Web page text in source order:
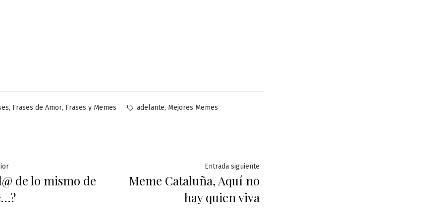
, Frases de Amor, Frases y Memes Etiquetas:
adelante, Mejores Memes
Entrada
anterior:
de lo mismo de
Entrada siguiente
Meme Cataluña, Aquí no
hay quien viva